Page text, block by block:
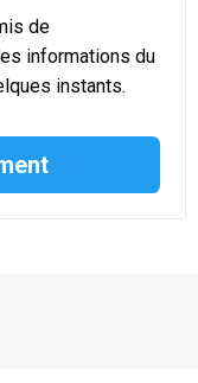
de
informations du
instants.